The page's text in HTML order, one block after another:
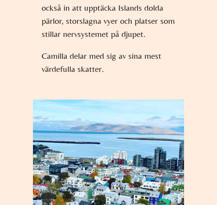
också in att upptäcka Islands dolda
pärlor, storslagna vyer och platser som
stillar nervsystemet på djupet.
Camilla delar med sig av sina mest
värdefulla skatter.